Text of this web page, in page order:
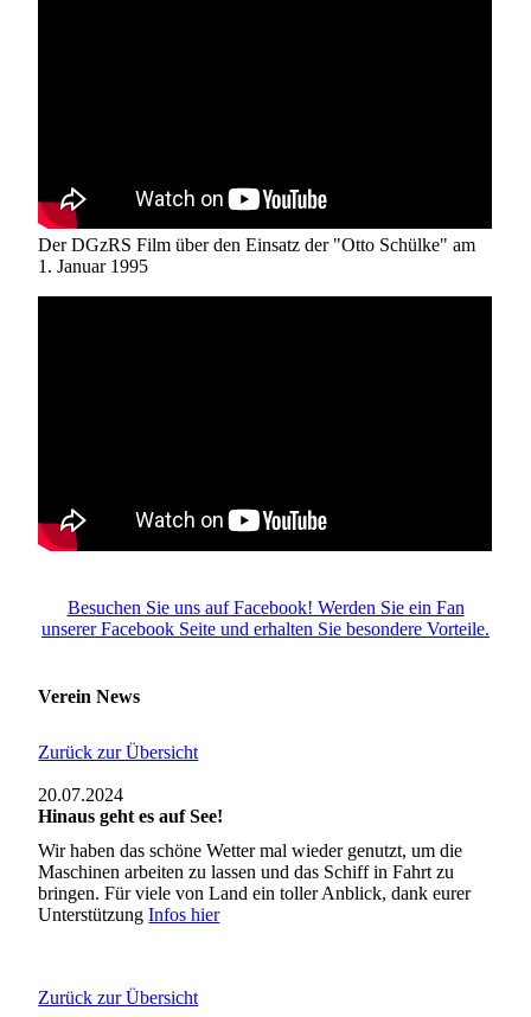
Der DGzRS Film über den Einsatz der "Otto Schülke" am
1. Januar 1995
Besuchen Sie uns auf Facebook! Werden Sie ein Fan
unserer Facebook Seite und erhalten Sie besondere Vorteile.
Verein News
Zurück zur Übersicht
20.07.2024
Hinaus geht es auf See!
Wir haben das schöne Wetter mal wieder genutzt, um die
Maschinen arbeiten zu lassen und das Schiff in Fahrt zu
bringen. Für viele von Land ein toller Anblick, dank eurer
UnterstützungInfos hier
Zurück zur Übersicht